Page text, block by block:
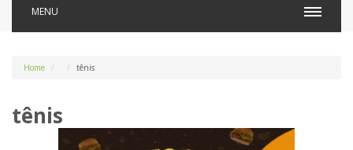
MENU
Home tênis
tênis